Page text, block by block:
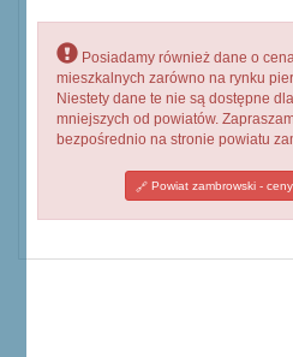
Posiadamy również dane o
mieszkalnych zarówno na rynku
Niestety dane te nie są dostępne
mniejszych od powiatów.
bezpośrednio na stronie powiatu
Powiat zambrowski -